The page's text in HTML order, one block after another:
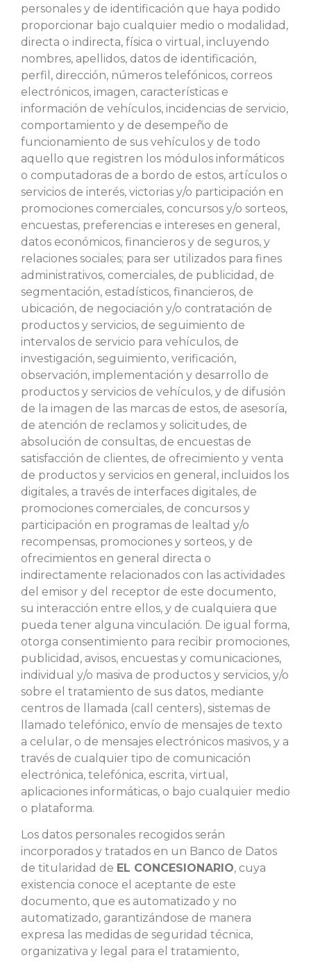
personales y de identificación que haya podido
proporcionar bajo cualquier medio o modalidad,
directa o indirecta, física o virtual, incluyendo
nombres, apellidos, datos de identificación,
perfil, dirección, números telefónicos, correos
electrónicos, imagen, características e
información de vehículos, incidencias de servicio,
comportamiento y de desempeño de
funcionamiento de sus vehículos y de todo
aquello que registren los módulos informáticos
o computadoras de a bordo de estos, artículos o
servicios de interés, victorias y/o participación en
promociones comerciales, concursos y/o sorteos,
encuestas, preferencias e intereses en general,
datos económicos, financieros y de seguros, y
relaciones sociales; para ser utilizados para fines
administrativos, comerciales, de publicidad, de
segmentación, estadísticos, financieros, de
ubicación, de negociación y/o contratación de
productos y servicios, de seguimiento de
intervalos de servicio para vehículos, de
investigación, seguimiento, verificación,
observación, implementación y desarrollo de
productos y servicios de vehículos, y de difusión
de la imagen de las marcas de estos, de asesoría,
de atención de reclamos y solicitudes, de
absolución de consultas, de encuestas de
satisfacción de clientes, de ofrecimiento y venta
de productos y servicios en general, incluidos los
digitales, a través de interfaces digitales, de
promociones comerciales, de concursos y
participación en programas de lealtad y/o
recompensas, promociones y sorteos, y de
ofrecimientos en general directa o
indirectamente relacionados con las actividades
del emisor y del receptor de este documento,
su interacción entre ellos, y de cualquiera que
pueda tener alguna vinculación. De igual forma,
otorga consentimiento para recibir promociones,
publicidad, avisos, encuestas y comunicaciones,
individual y/o masiva de productos y servicios, y/o
sobre el tratamiento de sus datos, mediante
centros de llamada (call centers), sistemas de
llamado telefónico, envío de mensajes de texto
a celular, o de mensajes electrónicos masivos, y a
través de cualquier tipo de comunicación
electrónica, telefónica, escrita, virtual,
aplicaciones informáticas, o bajo cualquier medio
o plataforma.
Los datos personales recogidos serán
incorporados y tratados en un Banco de Datos
de titularidad de EL CONCESIONARIO, cuya
existencia conoce el aceptante de este
documento, que es automatizado y no
automatizado, garantizándose de manera
expresa las medidas de seguridad técnica,
organizativa y legal para el tratamiento,